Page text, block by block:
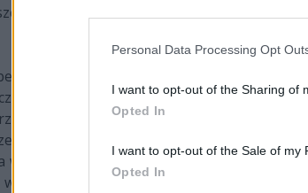
Personal Data Processing Opt
I want to opt-out of the Sharing of
Opted In
I want to opt-out of the Sale of my
Opted In
ostatnia nadzieja w postaci Virtus.pro,
Gurczyńskiego mieli takie szczęście,
walkę o bilet na DreamHack Open
o tym, czy gracze znad Wisły
na drodze VP będzie duńskie
w ostatnich pojedynkach ani razu nie
w kolejnej rundzie czekać już będzie North